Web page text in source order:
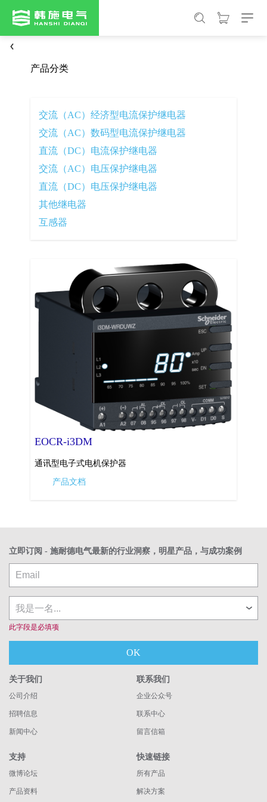
产品分类
交流（AC）经济型电流保护继电器
交流（AC）数码型电流保护继电器
直流（DC）电流保护继电器
交流（AC）电压保护继电器
直流（DC）电压保护继电器
其他继电器
互感器
EOCR-i3DM
通讯型电子式电机保护器
产品文档
立即订阅 - 施耐德电气最新的行业洞察，明星产品，与成功案例
此字段是必填项
OK
关于我们
公司介绍
招聘信息
新闻中心
支持
微博论坛
产品资料
联系我们
企业公众号
联系中心
留言信箱
快速链接
所有产品
解决方案